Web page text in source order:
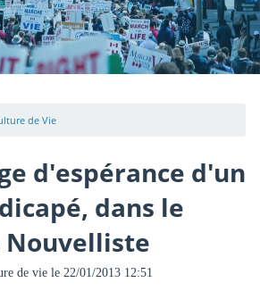
de Vie
d'espérance d'un
dans le
Nouvelliste
de viele 22/01/2013 12:51